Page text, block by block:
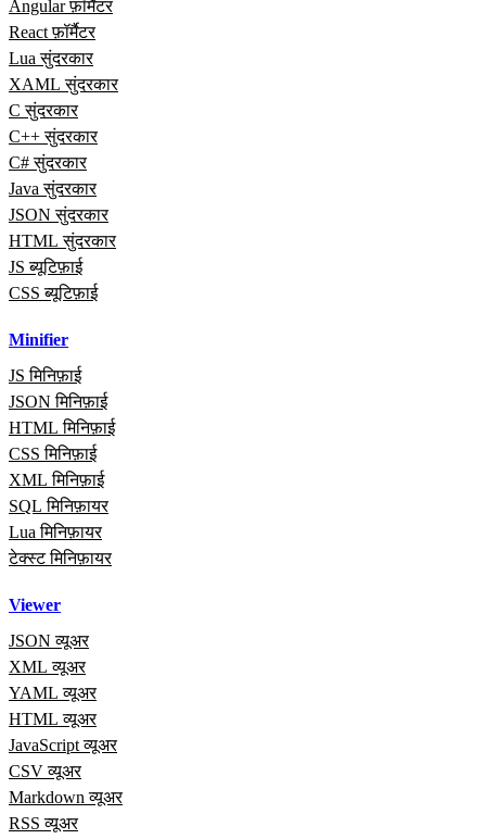
Angular फ़ॉर्मैटर
React फ़ॉर्मैटर
Lua सुंदरकार
XAML सुंदरकार
C सुंदरकार
C++ सुंदरकार
C# सुंदरकार
Java सुंदरकार
JSON सुंदरकार
HTML सुंदरकार
JS ब्यूटिफ़ाई
CSS ब्यूटिफ़ाई
Minifier
JS मिनिफ़ाई
JSON मिनिफ़ाई
HTML मिनिफ़ाई
CSS मिनिफ़ाई
XML मिनिफ़ाई
SQL मिनिफ़ायर
Lua मिनिफ़ायर
टेक्स्ट मिनिफ़ायर
Viewer
JSON व्यूअर
XML व्यूअर
YAML व्यूअर
HTML व्यूअर
JavaScript व्यूअर
CSV व्यूअर
Markdown व्यूअर
RSS व्यूअर